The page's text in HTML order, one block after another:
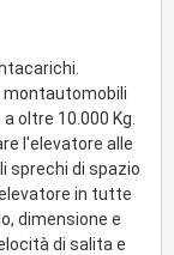
montautomobili
oltre 10.000 Kg.
l'elevatore alle
sprechi di spazio
in tutte
dimensione e
di salita e